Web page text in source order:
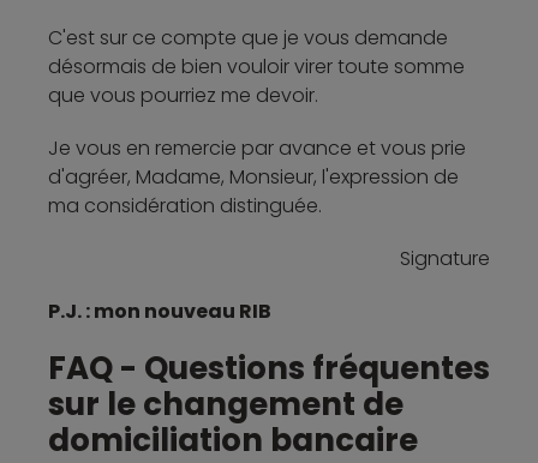
C'est sur ce compte que je vous demande
désormais de bien vouloir virer toute somme
que vous pourriez me devoir.
Je vous en remercie par avance et vous prie
d'agréer, Madame, Monsieur, l'expression de
ma considération distinguée.
Signature
P.J. : mon nouveau RIB
FAQ - Questions fréquentes
sur le changement de
domiciliation bancaire